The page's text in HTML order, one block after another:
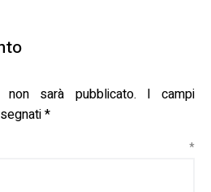
sarà pubblicato.
I campi
*
*